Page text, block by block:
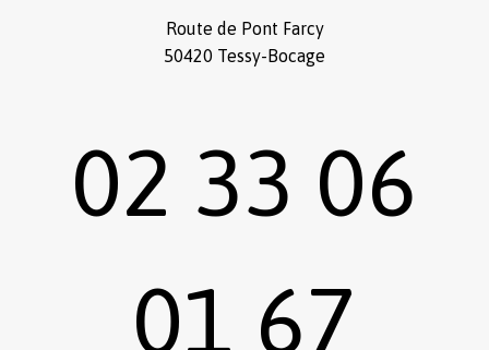
Route de Pont Farcy
50420 Tessy-Bocage
02 33 06
01 67